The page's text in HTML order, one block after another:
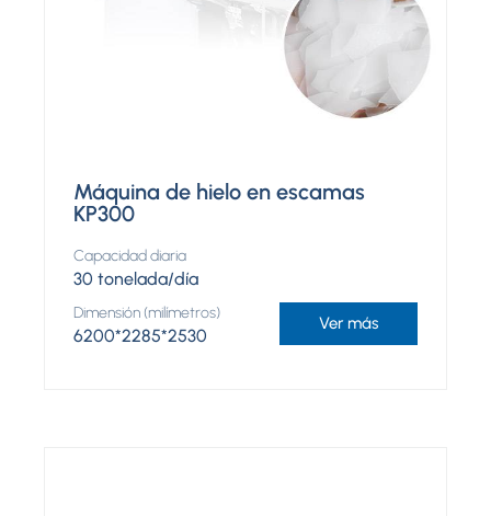
Máquina de hielo en escamas
KP300
Capacidad diaria
30 tonelada/día
Dimensión (milímetros)
6200*2285*2530
Ver más